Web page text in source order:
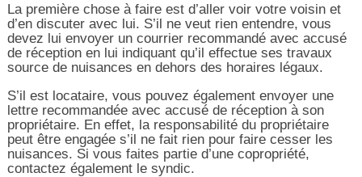
La première chose à faire est d’aller voir votre voisin et
d’en discuter avec lui. S’il ne veut rien entendre, vous
devez lui envoyer un courrier recommandé avec accusé
de réception en lui indiquant qu’il effectue ses travaux
source de nuisances en dehors des horaires légaux.
S’il est locataire, vous pouvez également envoyer une
lettre recommandée avec accusé de réception à son
propriétaire. En effet, la responsabilité du propriétaire
peut être engagée s’il ne fait rien pour faire cesser les
nuisances. Si vous faites partie d’une copropriété,
contactez également le syndic.